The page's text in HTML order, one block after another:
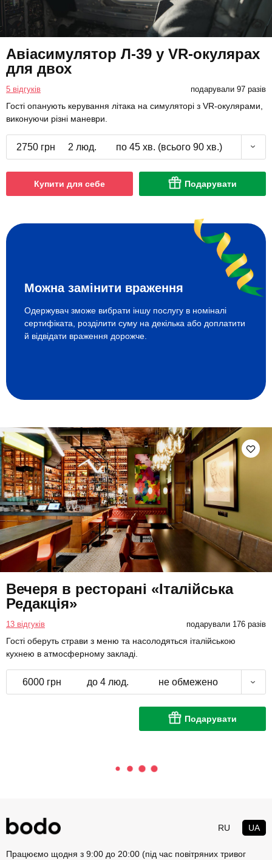
Авіасимулятор Л-39 у VR-окулярах
для двох
5 відгуків подарували 97 разів
Гості опанують керування літака на симуляторі з VR-окулярами,
виконуючи різні маневри.
2750 грн 2 люд. по 45 хв. (всього 90 хв.)
Купити для себе Подарувати
Можна замінити враження
Одержувач зможе вибрати іншу послугу в номіналі
сертифіката, розділити суму на декілька або доплатити
й відвідати враження дорожче.
Вечеря в ресторані «Італійська
Редакція»
13 відгуків подарували 176 разів
Гості оберуть страви з меню та насолодяться італійською
кухнею в атмосферному закладі.
6000 грн до 4 люд. не обмежено
Подарувати
RU UA
Працюємо щодня з 9:00 до 20:00 (під час повітряних тривог